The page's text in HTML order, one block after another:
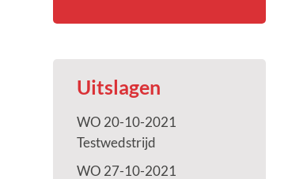
Uitslagen
WO 20-10-2021
Testwedstrijd
WO 27-10-2021